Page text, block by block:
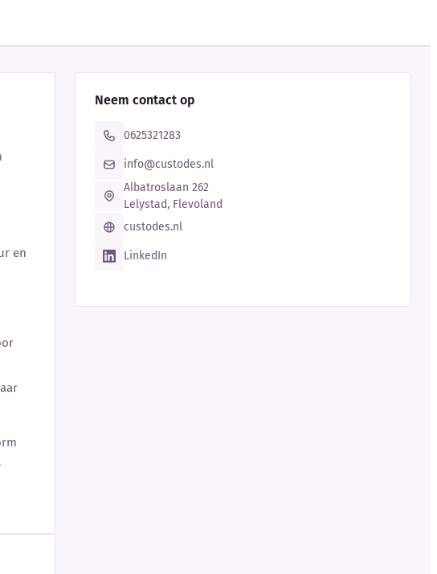
en
Neem contact op
0625321283
info@custodes.nl
Albatroslaan 262
Lelystad, Flevoland
custodes.nl
LinkedIn